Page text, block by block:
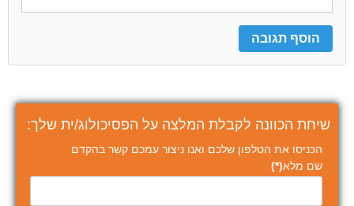
שיחת הכוונה לקבלת המלצה על הפסיכולוג/ית שלך:
הכניסו את הטלפון שלכם ואנו ניצור עמכם קשר בהקדם
שם מלא(*)